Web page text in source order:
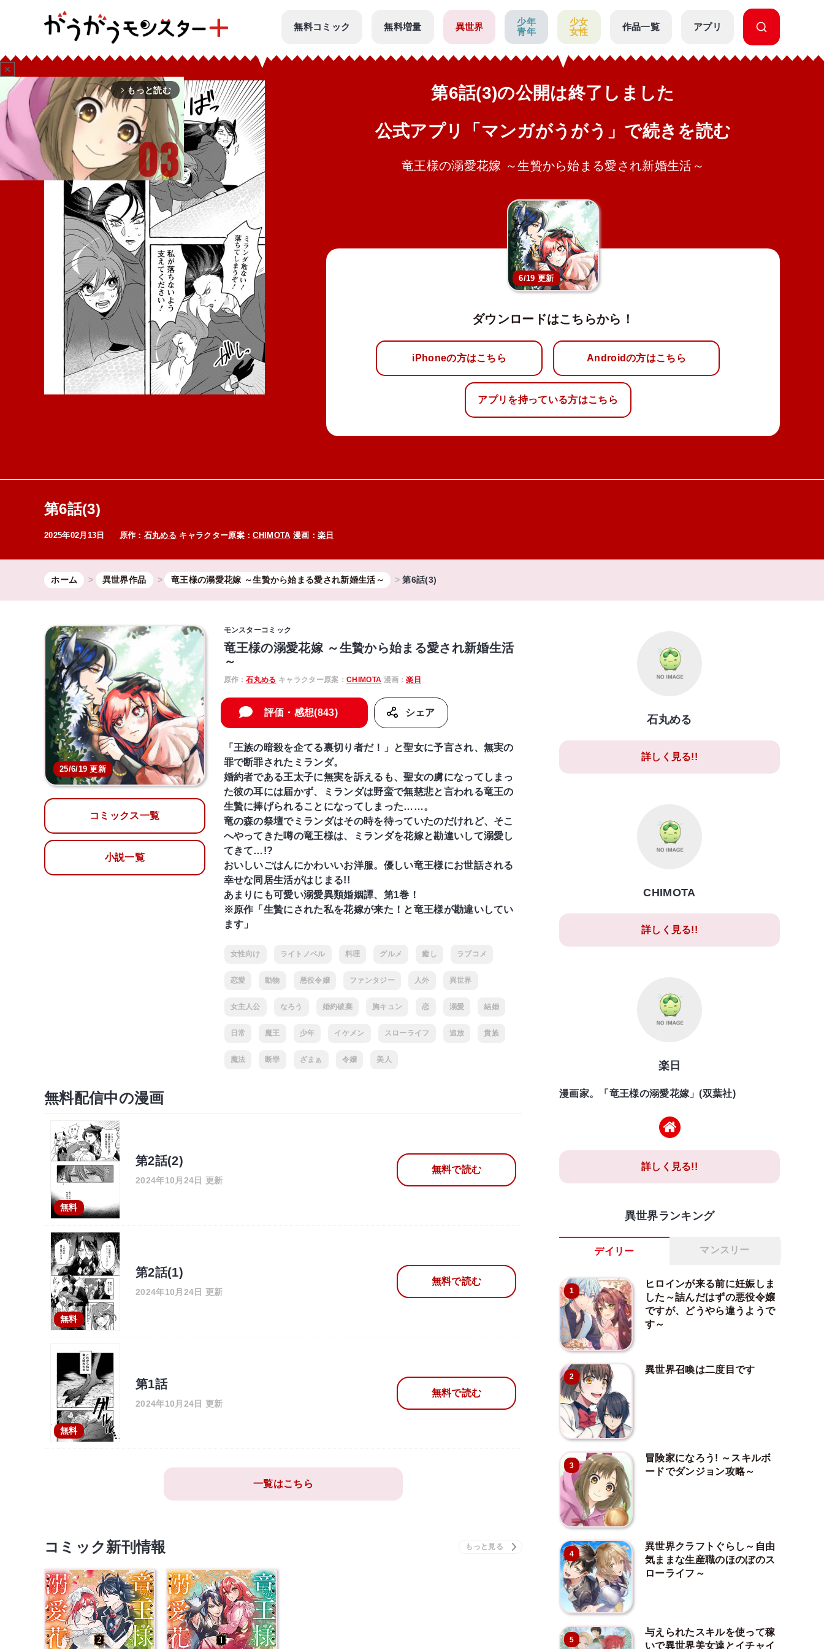
無料コミック 無料増量 異世界
少年
青年
少女
女性
作品一覧 アプリ
第6話(3)の公開は終了しました
公式アプリ「マンガがうがう」で続きを読む
竜王様の溺愛花嫁 ～生贄から始まる愛され新婚生活～
6/19 更新
ダウンロードはこちらから！
iPhoneの方はこちら Androidの方はこちら
アプリを持っている方はこちら
第6話(3)
2025年02月13日 原作： 石丸める キャラクター原案：CHIMOTA 漫画： 楽日
ホーム 異世界作品 竜王様の溺愛花嫁 ～生贄から始まる愛され新婚生活～ 第6話(3)
25/6/19 更新
コミックス一覧
小説一覧
モンスターコミック
竜王様の溺愛花嫁 ～生贄から始まる愛され新婚生活
～
原作：石丸める キャラクター原案： CHIMOTA 漫画：楽日
評価・感想(843) シェア
「王族の暗殺を企てる裏切り者だ！」と聖女に予言され、無実の
罪で断罪されたミランダ。
婚約者である王太子に無実を訴えるも、聖女の虜になってしまっ
た彼の耳には届かず、ミランダは野蛮で無慈悲と言われる竜王の
生贄に捧げられることになってしまった……。
竜の森の祭壇でミランダはその時を待っていたのだけれど、そこ
へやってきた噂の竜王様は、ミランダを花嫁と勘違いして溺愛し
てきて…!?
おいしいごはんにかわいいお洋服。優しい竜王様にお世話される
幸せな同居生活がはじまる!!
あまりにも可愛い溺愛異類婚姻譚、第1巻！
※原作「生贄にされた私を花嫁が来た！と竜王様が勘違いしてい
ます」
女性向け ライトノベル 料理 グルメ 癒し ラブコメ
恋愛 動物 悪役令嬢 ファンタジー 人外 異世界
女主人公 なろう 婚約破棄 胸キュン 恋 溺愛 結婚
日常 魔王 少年 イケメン スローライフ 追放 貴族
魔法 断罪 ざまぁ 令嬢 美人
無料配信中の漫画
無料
第2話(2)
2024年10月24日 更新
無料で読む
無料
第2話(1)
2024年10月24日 更新
無料で読む
無料
第1話
2024年10月24日 更新
無料で読む
一覧はこちら
コミック新刊情報
石丸める
詳しく見る!!
CHIMOTA
詳しく見る!!
楽日
漫画家。「竜王様の溺愛花嫁」(双葉社)
詳しく見る!!
異世界ランキング
デイリー マンスリー
1
ヒロインが来る前に妊娠しま
した～詰んだはずの悪役令嬢
ですが、どうやら違うようで
す～
2
異世界召喚は二度目です
3
冒険家になろう! ～スキルボ
ードでダンジョン攻略～
4
異世界クラフトぐらし～自由
気ままな生産職のほのぼのス
ローライフ～
5
与えられたスキルを使って稼
いで異世界美女達とイチャイ
close
arrow_forward_ios もっと読む
Mute